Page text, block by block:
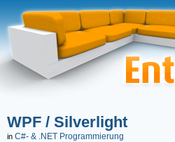
WPF / Silverlight
in C#- & .NET Programmierung